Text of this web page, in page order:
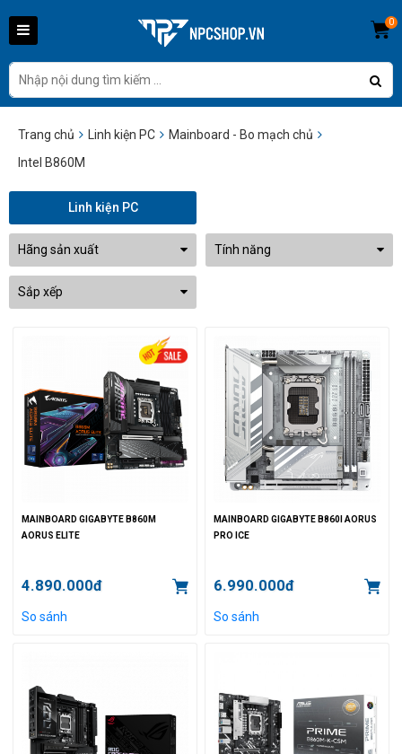
0
Trang chủ Linh kiện PC
Mainboard - Bo mạch chủ
Intel B860M
Linh kiện PC
Hãng sản xuất Tính năng
Sắp xếp
MAINBOARD GIGABYTE B860M
AORUS ELITE
4.890.000đ
So sánh
MAINBOARD GIGABYTE B860I AORUS
PRO ICE
6.990.000đ
So sánh